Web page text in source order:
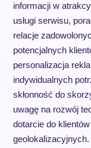
informacji w
usługi serwisu,
relacje
potencjalnych
personalizacja
indywidualnych
skłonność do
uwagę na rozwój
dotarcie do